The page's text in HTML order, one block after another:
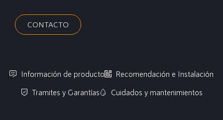
CONTACTO
Información de producto
Recomendación e Instalación
Tramites y Garantías
Cuidados y mantenimientos